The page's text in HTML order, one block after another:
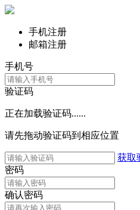
手机注册
邮箱注册
手机号
验证码
正在加载验证码......
请先拖动验证码到相应位置
获取
密码
确认密码